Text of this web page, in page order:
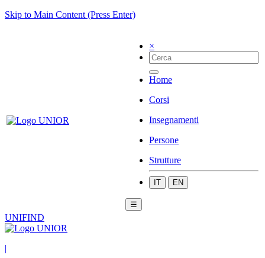
Skip to Main Content (Press Enter)
×
Home
Corsi
Insegnamenti
Persone
Strutture
IT EN
☰
UNIFIND
|